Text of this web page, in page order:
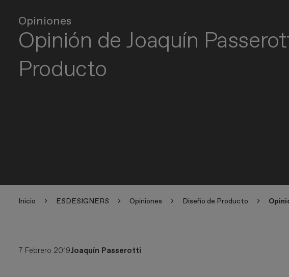
Opiniones
Opinión de Joaquín
Producto
Inicio ESDESIGNERS Opiniones Diseño de Producto
7 Febrero 2019Joaquín Passerotti